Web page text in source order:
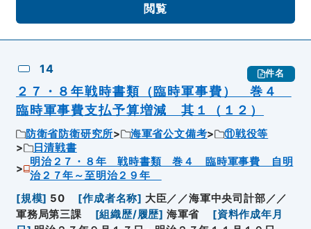
閲覧
14 件名
２７・８年戦時書類（臨時軍事費） 巻４
臨時軍事費支払予算増減 其１（１２）
防衛省防衛研究所 海軍省公文備考
⑪戦役等
日清戦書
明治２７・８年 戦時書類 巻４ 臨時軍事費 自明
治２７年～至明治２９年
[規模] 50 [作成者名称] 大臣／／海軍中央司計部／／
軍務局第三課
[組織歴/履歴] 海軍省 [資料作成年月